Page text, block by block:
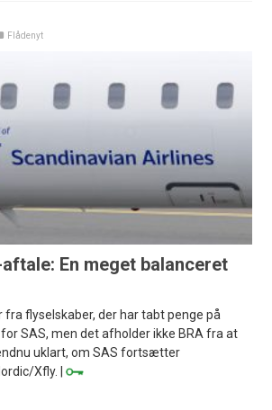
Flådenyt
En meget balanceret
flyselskaber, der har tabt penge på
SAS, men det afholder ikke BRA fra at
uklart, om SAS fortsætter
Xfly. |